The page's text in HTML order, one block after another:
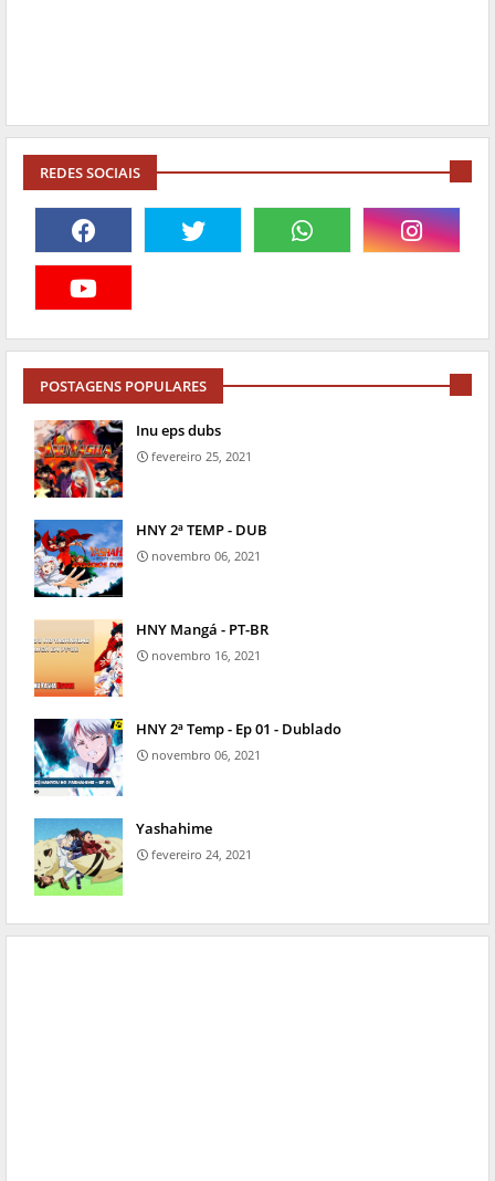
REDES SOCIAIS
POSTAGENS POPULARES
Inu eps dubs
fevereiro 25, 2021
HNY 2ª TEMP - DUB
novembro 06, 2021
HNY Mangá - PT-BR
novembro 16, 2021
HNY 2ª Temp - Ep 01 - Dublado
novembro 06, 2021
Yashahime
fevereiro 24, 2021